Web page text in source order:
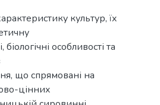
культур, їх
особливості та
що спрямовані на
цінних